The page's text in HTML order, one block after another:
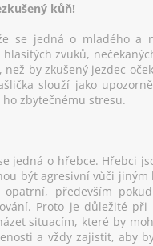
kůň!
se jedná o mladého a
zvuků,
by zkušený jezdec
slouží jako
zbytečnému stresu.
jedná o hřebce. Hřebci
být agresivní vůči
především
Proto je důležité
situacím, které by
a vždy zajistit, aby